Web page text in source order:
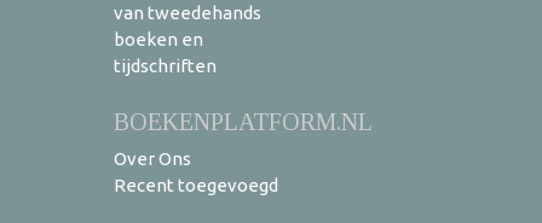
van tweedehands
boeken en
tijdschriften
BOEKENPLATFORM.NL
Over Ons
Recent toegevoegd